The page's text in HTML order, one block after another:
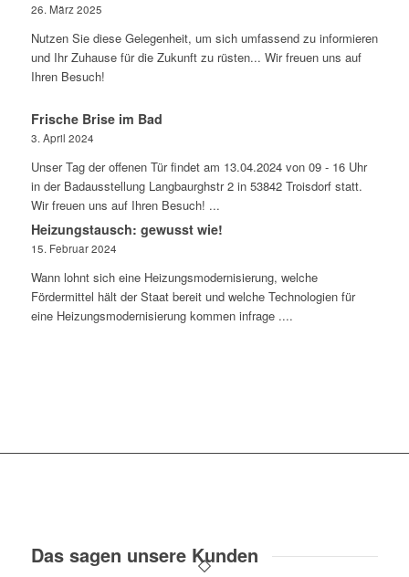
26. März 2025
Nutzen Sie diese Gelegenheit, um sich umfassend zu informieren
und Ihr Zuhause für die Zukunft zu rüsten... Wir freuen uns auf
Ihren Besuch!
Frische Brise im Bad
3. April 2024
Unser Tag der offenen Tür findet am 13.04.2024 von 09 - 16 Uhr
in der Badausstellung Langbaurghstr 2 in 53842 Troisdorf statt.
Wir freuen uns auf Ihren Besuch! ...
Heizungstausch: gewusst wie!
15. Februar 2024
Wann lohnt sich eine Heizungsmodernisierung, welche
Fördermittel hält der Staat bereit und welche Technologien für
eine Heizungsmodernisierung kommen infrage ....
Das sagen unsere Kunden